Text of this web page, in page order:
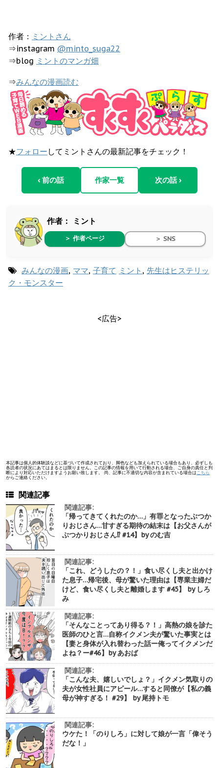
作者： ミントさん
⇒instagram @minto_suga22
⇒blog ミントのマンガ畑
⇒みんなの漫画読む
★フォロー してミントさんの最新記事をチェック！
‹ 前の話 作家一覧 次の話 ›
作者： ミント
＞ 作者ページ ＞ SNS
みんなの漫画, ママ, 子育て ミント , 先生はヒステリッ
ク・モンスター
<広告>
本記事は個人的体験談などに基づいて作成されており、脚色なども加えられている場合もあり、必ずしも
各読者の状況にあてはまるとは限りません。この記事の情報を用いて行動される場合、ご自身の責任と判
断により対応いただけますようお願い致します。 尚、記事に不適切な内容が含まれている場合は こちら
からご連絡ください。
関連記事
関連記事:
「帰ってきてくれたのか…」有罪となったぶつか
りおじさん…甘すぎる期待の結末は【お父さんが
ぶつかりおじさん⁉︎ #14】by のむ吉
関連記事:
「これ、どうしたの？！」食い尽くし夫と出かけ
た息子…帰宅後、母が驚いた理由は【専業主婦だ
けど、食い尽くし夫と離婚します #45】 by しろ
み
関連記事:
「そんなことってあり得る？！」高熱の娘を診た
医師のひと言…自称イクメン夫が驚いた事実とは
【妻と身体が入れ替わった話ー俺ってイクメンだ
よね？ー#46】by あおば
関連記事:
「こんな夫、嬉しいでしょ？」イクメン気取りの
夫が女性社員にアピール…すると同僚が【私の義
母が神すぎる！ #29】 by 尾持トモ
関連記事:
ウケた！「のりしろ」に対して娘が一言「偉そう
だな！」